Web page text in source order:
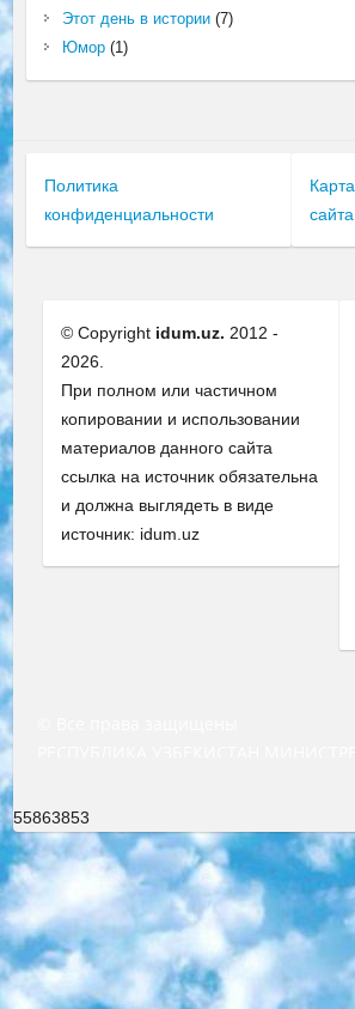
Этот день в истории(7)
Юмор(1)
Политика
конфиденциальности
Карта
сайта
© Copyright idum.uz. 2012 -
2026.
При полном или частичном
копировании и использовании
материалов данного сайта
ссылка на источник обязательна
и должна выглядеть в виде
источник: idum.uz
55863853